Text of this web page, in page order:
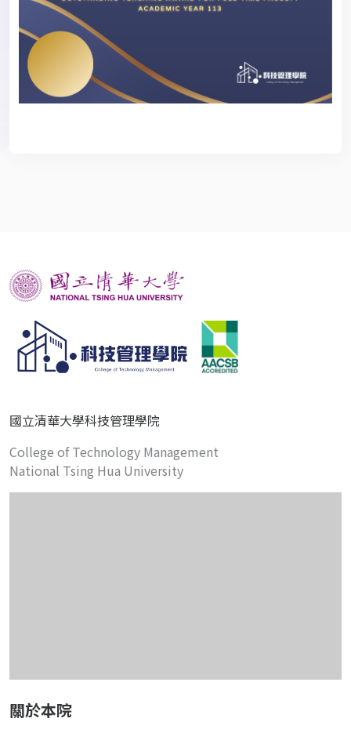
國立清華大學科技管理學院
College of Technology Management
National Tsing Hua University
關於本院